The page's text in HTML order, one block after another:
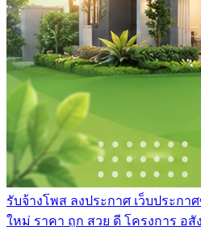
รับจ้างโพส ลงประกาศ เว็บประก
ใหม่ ราคา ถูก สวย ดี โครงการ อ